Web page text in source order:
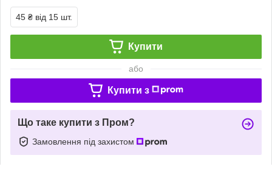
45 ₴ від 15 шт.
Купити
або
Купити з
Що таке купити з Пром?
Замовлення під захистом